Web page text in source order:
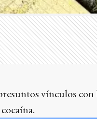
vínculos con